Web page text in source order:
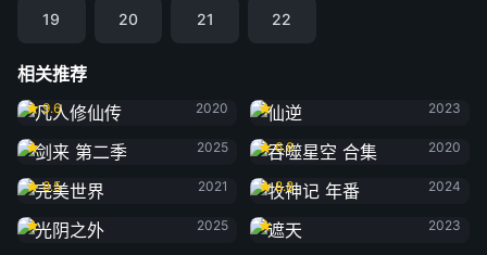
19 20 21 22
相关推荐
凡人修仙传
9.6
2020
2023
剑来 第二季
2025
吞噬星空 合集
6.8
2020
完美世界
8.5
2021
牧神记 年番
8.8
2024
光阴之外
2025
遮天
2023
剑来: 第1季
沧元图